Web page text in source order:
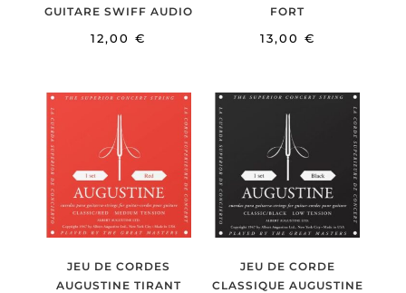
GUITARE SWIFF AUDIO
12,00€
FORT
13,00 €
JEU DE CORDES
AUGUSTINE TIRANT
JEU DE CORDE
CLASSIQUE AUGUSTINE